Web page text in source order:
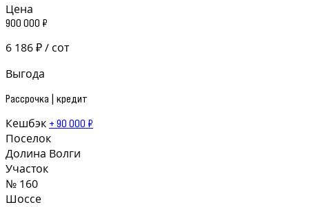
Цена
900 000 ₽
6 186 ₽ / сот
Выгода
Рассрочка | кредит
Кешбэк + 90 000 ₽
Поселок
Долина Волги
Участок
№ 160
Шоссе